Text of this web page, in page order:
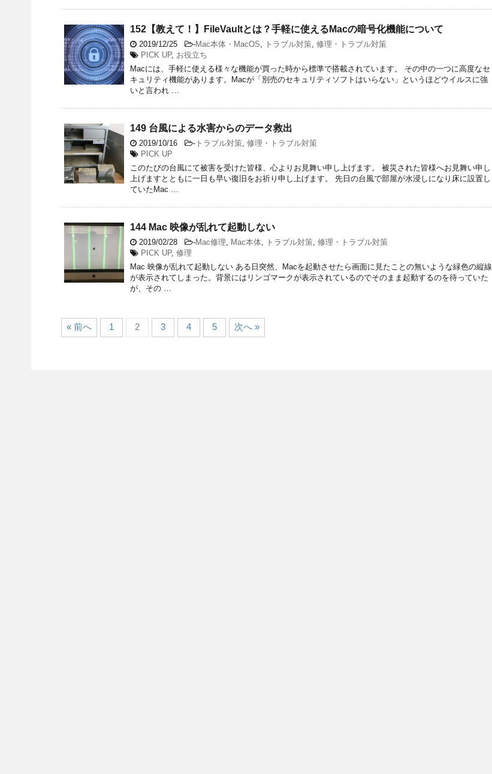
152【教えて！】FileVaultとは？手軽に使えるMacの暗号化機能について
2019/12/25 -Mac本体・MacOS, トラブル対策, 修理・トラブル対策
PICK UP, お役立ち
Macには、手軽に使える様々な機能が買った時から標準で搭載されています。 その中の一つに高度なセ
キュリティ機能があります。Macが「別売のセキュリティソフトはいらない」というほどウイルスに強
いと言われ …
149 台風による水害からのデータ救出
2019/10/16 - トラブル対策, 修理・トラブル対策
PICK UP
このたびの台風にて被害を受けた皆様、心よりお見舞い申し上げます。 被災された皆様へお見舞い申し
上げますとともに一日も早い復旧をお祈り申し上げます。 先日の台風で部屋が水浸しになり床に設置し
ていたMac …
144 Mac 映像が乱れて起動しない
2019/02/28 -Mac修理, Mac本体, トラブル対策, 修理・トラブル対策
PICK UP, 修理
Mac 映像が乱れて起動しない ある日突然、Macを起動させたら画面に見たことの無いような緑色の縦線
が表示されてしまった。背景にはリンゴマークが表示されているのでそのまま起動するのを待っていた
が、その …
« 前へ 1 2 3 4 5 次へ »